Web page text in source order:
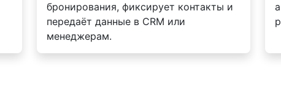
бронирования, фиксирует контакты и
передаёт данные в CRM или
менеджерам.